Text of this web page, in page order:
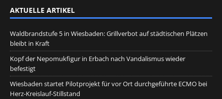
AKTUELLE ARTIKEL
Waldbrandstufe 5 in Wiesbaden: Grillverbot auf städtischen Plätzen
bleibt in Kraft
Kopf der Nepomukfigur in Erbach nach Vandalismus wieder
befestigt
Wiesbaden startet Pilotprojekt für vor Ort durchgeführte ECMO bei
Herz-Kreislauf-Stillstand